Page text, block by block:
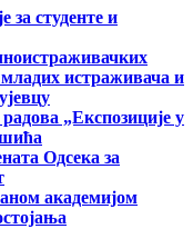
за студенте и
истраживача и
„Експозиције у
Одсека за
академијом